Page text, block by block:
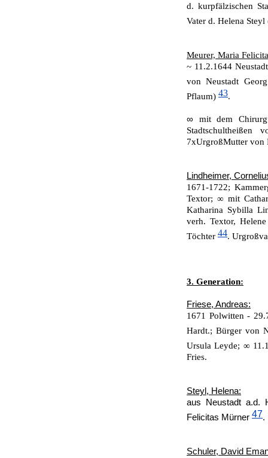
d. kurpfälzischen
Vater d. Helena
Meurer, Maria
~ 11.2.1644
von Neustadt
Pflaum) 43.
∞ mit dem
7xUrgroßMutter von
Lindheimer,
1671-1722;
Textor; ∞ mit
Katharina Sybilla
verh. Textor,
Töchter 44.
3. Generation:
Friese, Andreas:
1671 Polwitten -
Hardt.; Bürger von
Ursula Leyde; ∞
Fries.
Steyl, Helena:
aus Neustadt a.d.
Felicitas Mürner 47.
Schuler, David